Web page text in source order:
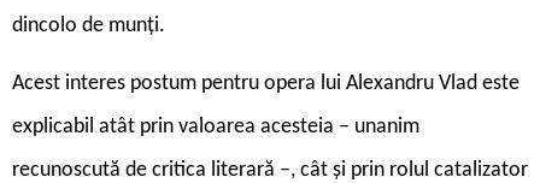
dincolo de munți.
Acest interes postum pentru opera lui Alexandru Vlad este
explicabil atât prin valoarea acesteia – unanim
recunoscută de critica literară –, cât și prin rolul catalizator